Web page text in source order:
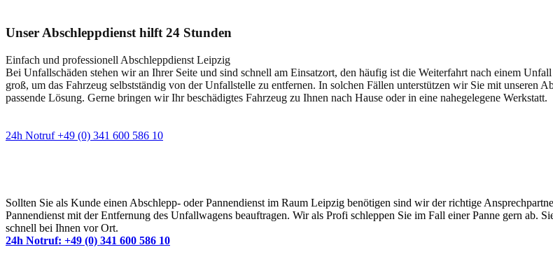
Unser Abschleppdienst hilft 24 Stunden
Einfach und professionell Abschleppdienst Leipzig
Bei Unfallschäden stehen wir an Ihrer Seite und sind schnell am Einsatzort, den häufig ist die Weiterfahrt nach einem
groß, um das Fahrzeug selbstständig von der Unfallstelle zu entfernen. In solchen Fällen unterstützen wir Sie mit unseren
passende Lösung. Gerne bringen wir Ihr beschädigtes Fahrzeug zu Ihnen nach Hause oder in eine nahegelegene Werkstatt.
24h Notruf +49 (0) 341 600 586 10
Sollten Sie als Kunde einen Abschlepp- oder Pannendienst im Raum Leipzig benötigen sind wir der richtige
Pannendienst mit der Entfernung des Unfallwagens beauftragen. Wir als Profi schleppen Sie im Fall einer Panne gern ab.
schnell bei Ihnen vor Ort.
24h Notruf: +49 (0) 341 600 586 10